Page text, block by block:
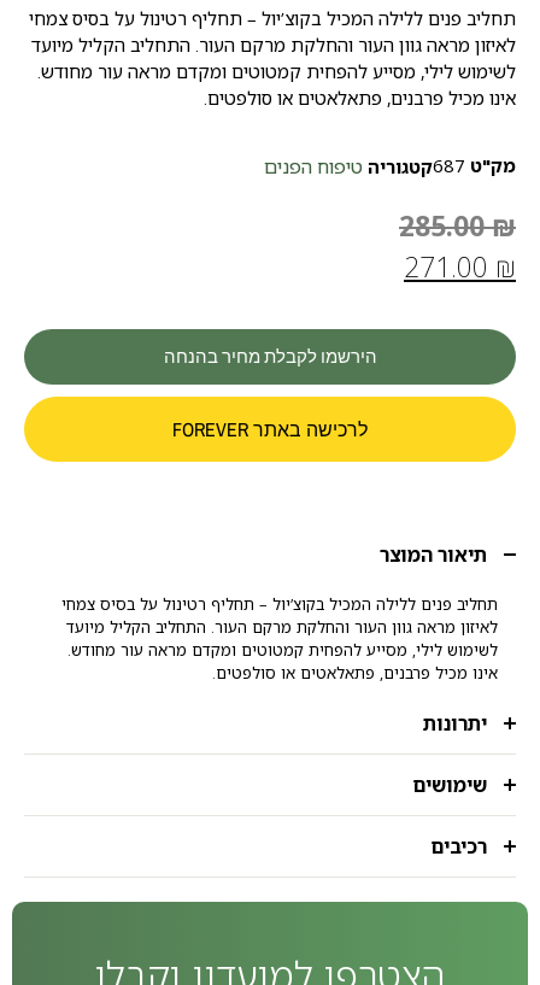
תחליב פנים ללילה המכיל בקוצ’יול – תחליף רטינול על בסיס צמחי
לאיזון מראה גוון העור והחלקת מרקם העור. התחליב הקליל מיועד
לשימוש לילי, מסייע להפחית קמטוטים ומקדם מראה עור מחודש.
אינו מכיל פרבנים, פתאלאטים או סולפטים.
מק"ט 687קטגוריה טיפוח הפנים
285.00₪
271.00 ₪
הירשמו לקבלת מחיר בהנחה
לרכישה באתר FOREVER
תיאור המוצר
תחליב פנים ללילה המכיל בקוצ’יול – תחליף רטינול על בסיס צמחי
לאיזון מראה גוון העור והחלקת מרקם העור. התחליב הקליל מיועד
לשימוש לילי, מסייע להפחית קמטוטים ומקדם מראה עור מחודש.
אינו מכיל פרבנים, פתאלאטים או סולפטים.
יתרונות
שימושים
רכיבים
הצטרפו למועדון וקבלו